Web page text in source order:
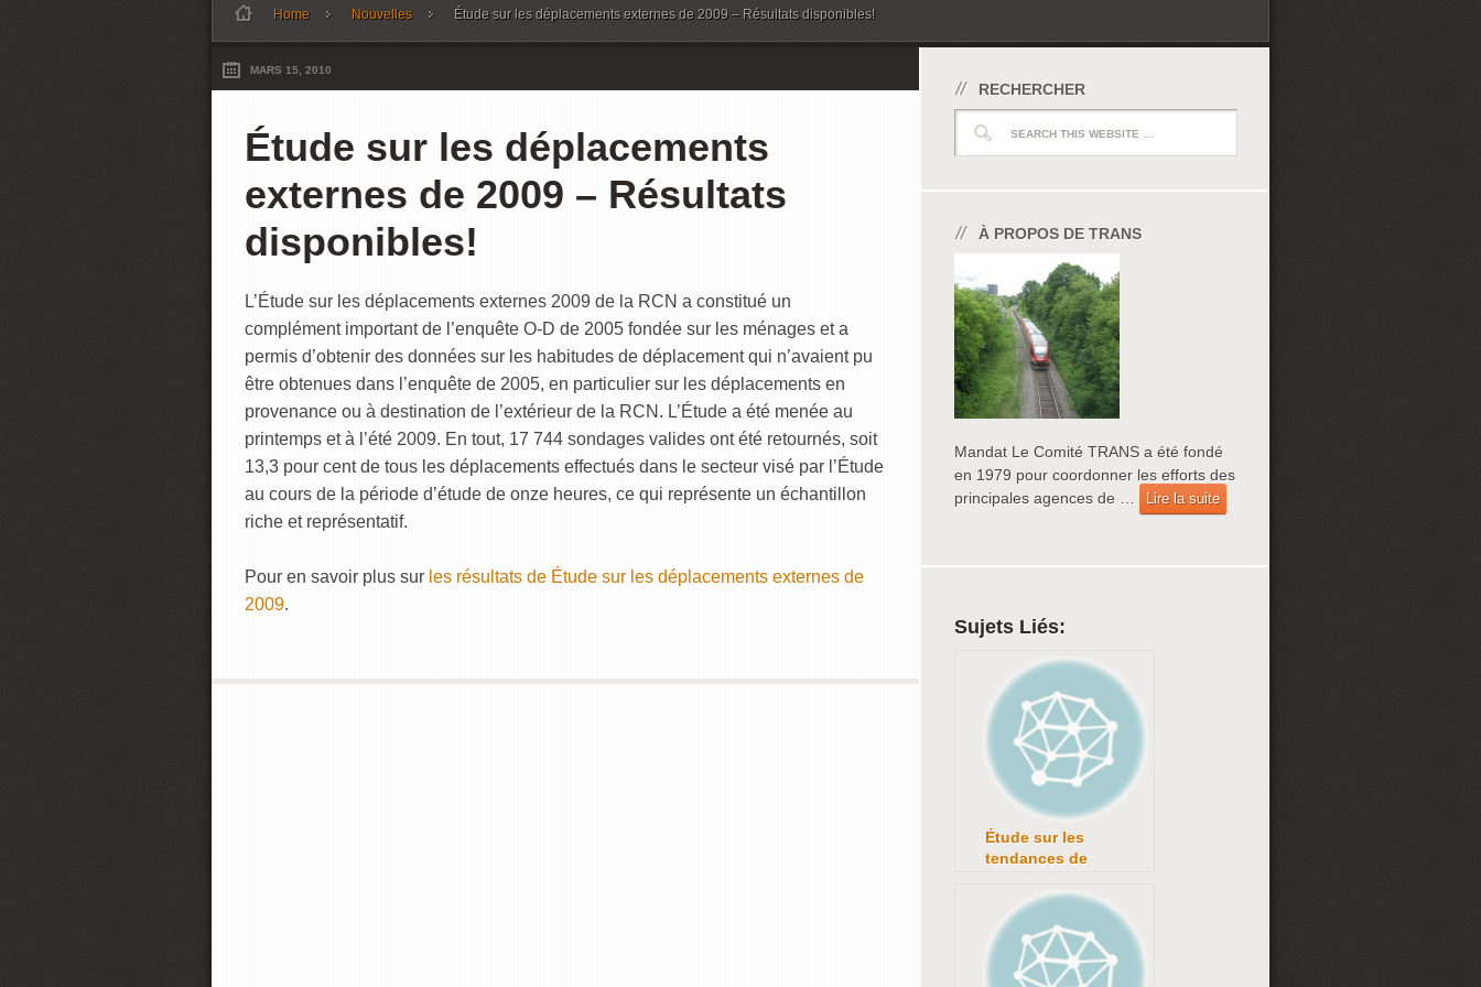
Home Nouvelles Étude sur les déplacements externes de 2009 – Résultats disponibles!
MARS 15, 2010
Étude sur les déplacements
externes de 2009 – Résultats
disponibles!
L’Étude sur les déplacements externes 2009 de la RCN a constitué un
complément important de l’enquête O-D de 2005 fondée sur les ménages et a
permis d’obtenir des données sur les habitudes de déplacement qui n’avaient pu
être obtenues dans l’enquête de 2005, en particulier sur les déplacements en
provenance ou à destination de l’extérieur de la RCN. L’Étude a été menée au
printemps et à l’été 2009. En tout, 17 744 sondages valides ont été retournés, soit
13,3 pour cent de tous les déplacements effectués dans le secteur visé par l’Étude
au cours de la période d’étude de onze heures, ce qui représente un échantillon
riche et représentatif.
Pour en savoir plus sur les résultats de Étude sur les déplacements externes de
2009.
RECHERCHER
À PROPOS DE TRANS
Mandat Le Comité TRANS a été fondé
en 1979 pour coordonner les efforts des
principales agences de …
Lire la suite
Sujets Liés:
Étude sur les
tendances de
Région de la capitale
nationale